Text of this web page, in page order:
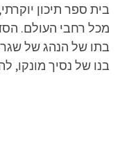
בית ספר תיכון
מכל רחבי העולם.
בתו של הנהג של
בנו של נסיך מונקו,